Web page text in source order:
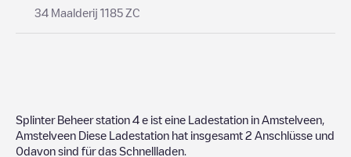
34 Maalderij 1185 ZC
Splinter Beheer station 4 e ist eine Ladestation in Amstelveen
Amstelveen Diese Ladestation hat insgesamt 2 Anschlüsse und
0davon sind für das Schnellladen.